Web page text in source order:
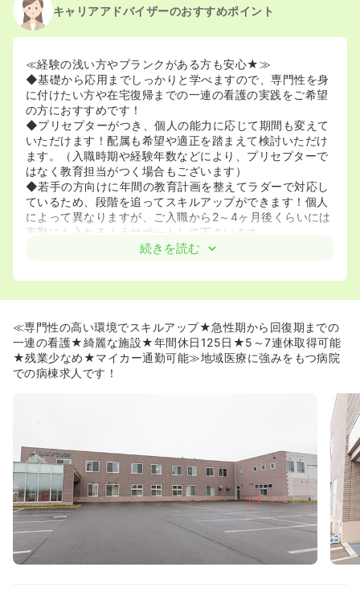
キャリアアドバイザーのおすすめポイント
≪経験の浅い方やブランクがある方も安心★≫
◆基礎から応用までしっかりと学べますので、専門性を身
に付けたい方や在宅復帰までの一連の看護の実践をご希望
の方におすすめです！
◆プリセプターがつき、個人の能力に応じて期間も変えて
いただけます！配属も希望や適正を踏まえて検討いただけ
ます。（入職時期や経験年数などにより、プリセプターで
はなく教育担当がつく場合もございます）
◆若手の方向けに年間の教育計画を整えてラダーで対応し
ているため、段階を追ってスキルアップができます！個人
によって異なりますが、ご入職から2～4ヶ月後くらいには
夜勤にも入れるようサポートして下さいます。
◆現在内科疾患の患者様が8割を超えており、高齢者看護
≪家庭やプライベートとの両立★≫
◆年間休日125日に加え、残業も月平均10時間程度ですの
で、メリハリをつけながら働くことができます！
さんがいらっしゃる看護師様も安心して夜勤に入って頂け
ます！シフトも夜間保育に合わせて調整して頂けるのでご
安心下さい。
◆残業時間についても月5時間～10時間以内になるように
業務シェアや記録の簡略化を図り残業時間を減らす取り組
みをしています！
≪働きやすい環境あり★≫
◆院内外とも清潔で綺麗な病院ですので、気持ちよく働い
て頂けます！
続きを読む
≪専門性の高い環境でスキルアップ★急性期から回復期までの
一連の看護★綺麗な施設★年間休日125日★5～7連休取得可能
★残業少なめ★マイカー通勤可能≫地域医療に強みをもつ病院
での病棟求人です！